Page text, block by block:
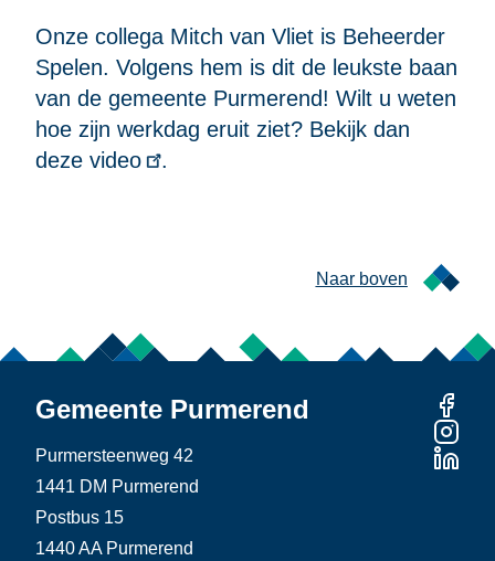
Onze collega Mitch van Vliet is Beheerder
Spelen. Volgens hem is dit de leukste baan
van de gemeente Purmerend! Wilt u weten
hoe zijn werkdag eruit ziet? Bekijk dan
deze video
.
Naar boven
Gemeente Purmerend
Purmersteenweg 42
1441 DM Purmerend
Postbus 15
1440 AA Purmerend